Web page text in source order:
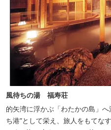
風待ちの湯 福寿荘
的矢湾に浮かぶ「わたかの島」
ち港”として栄え、旅人をもてな